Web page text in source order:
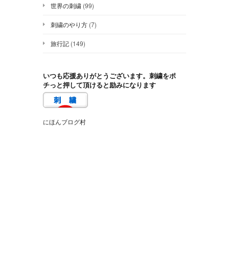
世界の刺繍 (99)
刺繍のやり方 (7)
旅行記 (149)
いつも応援ありがとうございます。刺繍をポ
チっと押して頂けると励みになります
にほんブログ村